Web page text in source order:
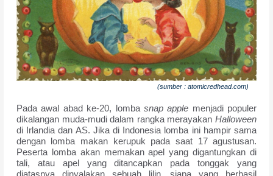
(sumber : atomicredhead.com)
Pada awal abad ke-20, lomba snap apple menjadi populer
dikalangan muda-mudi dalam rangka merayakanHalloween
di Irlandia dan AS. Jika di Indonesia lomba ini hampir sama
dengan lomba makan kerupuk pada saat 17 agustusan.
Peserta lomba akan memakan apel yang digantungkan di
tali, atau apel yang ditancapkan pada tonggak yang
diatasnya dinyalakan sebuah lilin, siapa yang berhasil